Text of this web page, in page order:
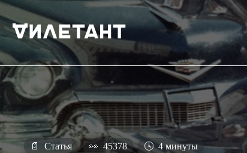
📄 Статья 👀 45378 🕓 4 минуты